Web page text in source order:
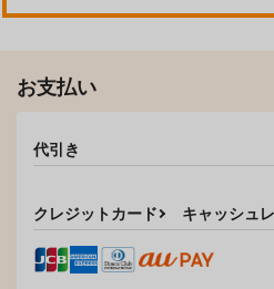
お支払い
代引き
クレジットカード キャッシュ